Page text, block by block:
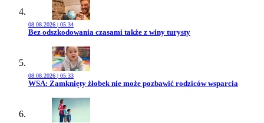
08.08.2026 | 05:34
Przejdź do artykułu:
Bez odszkodowania czasami także z winy turysty
08.08.2026 | 05:33
Przejdź do artykułu:
WSA: Zamknięty żłobek nie może pozbawić rodziców wsparcia